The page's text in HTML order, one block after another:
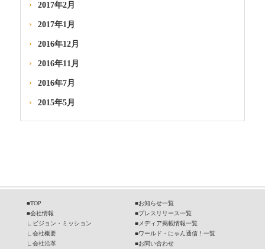
2017年2月
2017年1月
2016年12月
2016年11月
2016年7月
2015年5月
■TOP
■会社情報
∟
ビジョン・ミッション
∟ 会社概要
∟ 会社沿革
■お知らせ一覧
■プレスリリース一覧
■メディア掲載情報一覧
■ワールド・にゃん通信！一覧
■お問い合わせ